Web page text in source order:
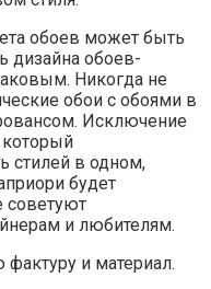
обоев может быть
дизайна обоев-
Никогда не
обои с обоями в
Исключение
который
стилей в одном,
будет
советуют
и любителям.
и материал.